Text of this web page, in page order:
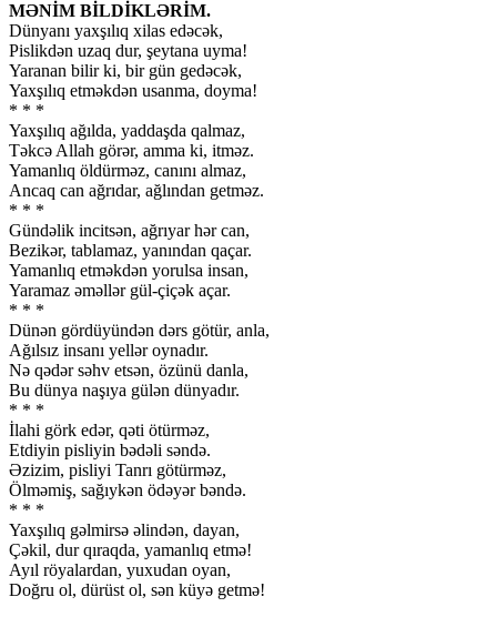
MƏNİM BİLDİKLƏRİM.
Dünyanı yaxşılıq xilas edəcək,
Pislikdən uzaq dur, şeytana uyma!
Yaranan bilir ki, bir gün gedəcək,
Yaxşılıq etməkdən usanma, doyma!
* * *
Yaxşılıq ağılda, yaddaşda qalmaz,
Təkcə Allah görər, amma ki, itməz.
Yamanlıq öldürməz, canını almaz,
Ancaq can ağrıdar, ağlından getməz.
* * *
Gündəlik incitsən, ağrıyar hər can,
Bezikər, tablamaz, yanından qaçar.
Yamanlıq etməkdən yorulsa insan,
Yaramaz əməllər gül-çiçək açar.
* * *
Dünən gördüyündən dərs götür, anla,
Ağılsız insanı yellər oynadır.
Nə qədər səhv etsən, özünü danla,
Bu dünya naşıya gülən dünyadır.
* * *
İlahi görk edər, qəti ötürməz,
Etdiyin pisliyin bədəli səndə.
Əzizim, pisliyi Tanrı götürməz,
Ölməmiş, sağıykən ödəyər bəndə.
* * *
Yaxşılıq gəlmirsə əlindən, dayan,
Çəkil, dur qıraqda, yamanlıq etmə!
Ayıl röyalardan, yuxudan oyan,
Doğru ol, dürüst ol, sən küyə getmə!